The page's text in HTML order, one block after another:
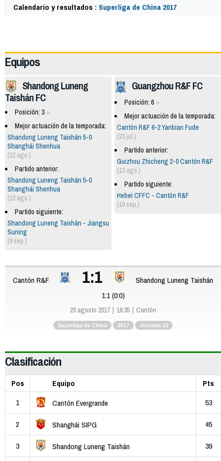
Calendario y resultados : Superliga de China 2017
Equipos
Guangzhou R&F FC
Posición: 6
Mejor actuación de la temporada:
Cantón R&F 6-2 Yanbian Fude
(23 jul.)
Partido anterior:
Guizhou Zhicheng 2-0 Cantón R&F
(13 ago.)
Partido siguiente:
Hebei CFFC - Cantón R&F
(10 sep.)
Shandong Luneng
Taishán FC
Posición: 3
Mejor actuación de la temporada:
Shandong Luneng Taishán 5-0
Shanghái Shenhua
(12 ago.)
Partido anterior:
Shandong Luneng Taishán 5-0
Shanghái Shenhua
(12 ago.)
Partido siguiente:
Shandong Luneng Taishán - Jiangsu
Suning
(9 sep.)
Cantón R&F 1:1
Shandong Luneng Taishán
1:1 (0:0)
20 agosto 2017 19:35 Cantón
Superliga de China 2017 Jornada 23
Clasificación
Pos Equipo
Pts
1
Cantón Evergrande 53
2 Shanghái SIPG 45
3 Shandong Luneng Taishán 39